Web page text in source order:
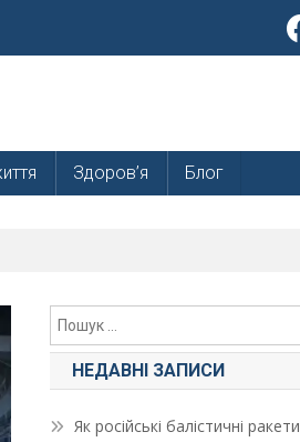
Здоров’я Блог
НЕДАВНІ ЗАПИСИ
Як російські балістичні ракети